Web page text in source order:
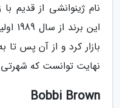
نام ژینوانشی از قدیم
این
بازار کرد و از آن پس تا
نهایت توانست که شهرتی
Bobbi Brown